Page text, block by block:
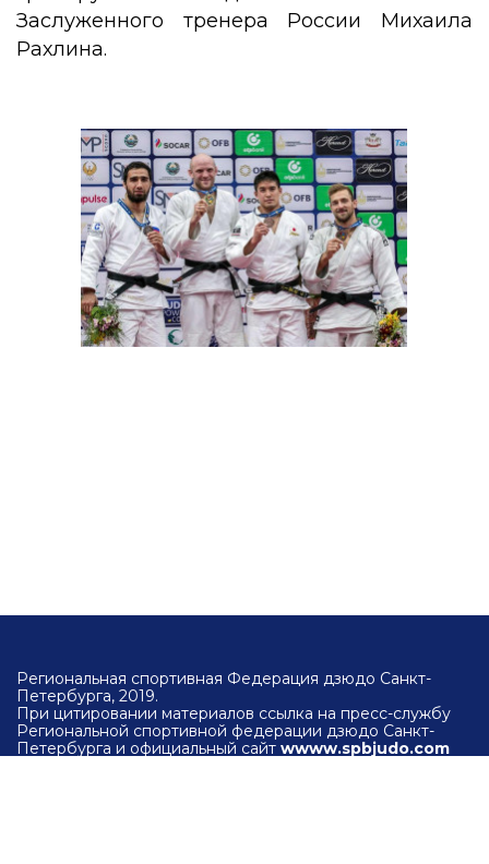
Заслуженного тренера России Михаила
Рахлина.
Региональная спортивная Федерация дзюдо Санкт-
Петербурга, 2019.
При цитировании материалов ссылка на пресс-службу
Региональной спортивной федерации дзюдо Санкт-
Петербурга и официальный сайт wwww.spbjudo.com